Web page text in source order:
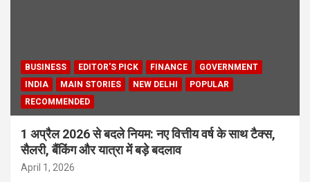
BUSINESS EDITOR'S PICK FINANCE
GOVERNMENT
INDIA
MAIN STORIES NEW DELHI
POPULAR
RECOMMENDED
1 अप्रैल 2026 से बदले नियम: नए वित्तीय वर्ष के साथ टैक्स,
सैलरी, बैंकिंग और यात्रा में बड़े बदलाव
April 1, 2026